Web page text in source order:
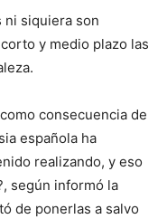
ni siquiera son
y medio plazo las
consecuencia de
española ha
realizando, y eso
según informó la
de ponerlas a salvo